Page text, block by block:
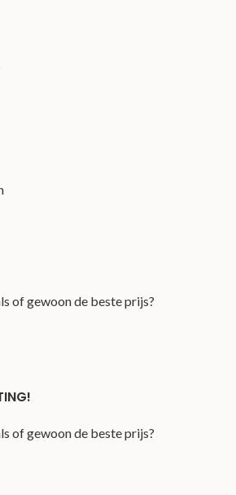
of gewoon de beste prijs?
of gewoon de beste prijs?